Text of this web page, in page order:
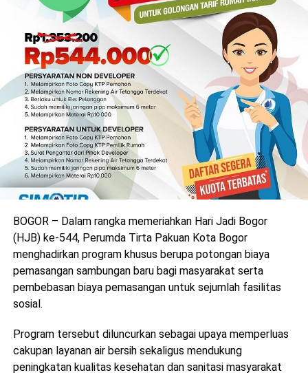
BOGOR – Dalam rangka memeriahkan Hari Jadi Bogor
(HJB) ke-544, Perumda Tirta Pakuan Kota Bogor
menghadirkan program khusus berupa potongan biaya
pemasangan sambungan baru bagi masyarakat serta
pembebasan biaya pemasangan untuk sejumlah fasilitas
sosial.
Program tersebut diluncurkan sebagai upaya memperluas
cakupan layanan air bersih sekaligus mendukung
peningkatan kualitas kesehatan dan sanitasi masyarakat